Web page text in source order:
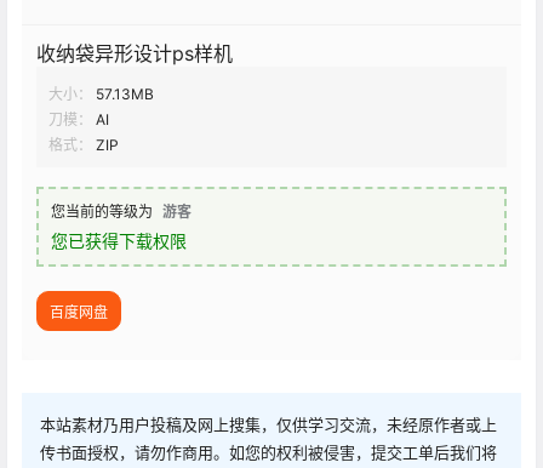
收纳袋异形设计ps样机
大小：
57.13MB
刀模：
AI
格式：
ZIP
您当前的等级为 游客
您已获得下载权限
百度网盘
本站素材乃用户投稿及网上搜集，仅供学习交流，未经原作者或上
传书面授权，请勿作商用。如您的权利被侵害，提交工单后我们将